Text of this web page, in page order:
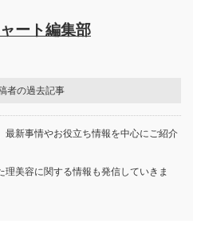
気の理由
ト
、エヌドット。”
ート編集部
者の過去記事
最新事情やお役立ち情報を中心にご紹介
美容に関する情報も発信していきま